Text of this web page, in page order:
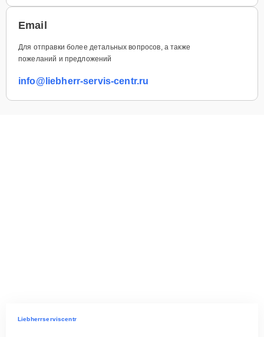
Email
Для отправки более детальных вопросов, а также
пожеланий и предложений
info@liebherr-servis-centr.ru
Liebherrserviscentr